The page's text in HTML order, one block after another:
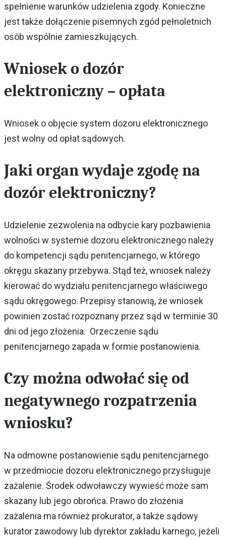
spełnienie warunków udzielenia zgody. Konieczne
jest także dołączenie pisemnych zgód pełnoletnich
osób wspólnie zamieszkujących.
Wniosek o dozór
elektroniczny – opłata
Wniosek o objęcie system dozoru elektronicznego
jest wolny od opłat sądowych.
Jaki organ wydaje zgodę na
dozór elektroniczny?
Udzielenie zezwolenia na odbycie kary pozbawienia
wolności w systemie dozoru elektronicznego należy
do kompetencji sądu penitencjarnego, w którego
okręgu skazany przebywa. Stąd też, wniosek należy
kierować do wydziału penitencjarnego właściwego
sądu okręgowego. Przepisy stanowią, że wniosek
powinien zostać rozpoznany przez sąd w terminie 30
dni od jego złożenia. Orzeczenie sądu
penitencjarnego zapada w formie postanowienia.
Czy można odwołać się od
negatywnego rozpatrzenia
wniosku?
Na odmowne postanowienie sądu penitencjarnego
w przedmiocie dozoru elektronicznego przysługuje
zażalenie. Środek odwoławczy wywieść może sam
skazany lub jego obrońca. Prawo do złożenia
zażalenia ma również prokurator, a także sądowy
kurator zawodowy lub dyrektor zakładu karnego, jeżeli